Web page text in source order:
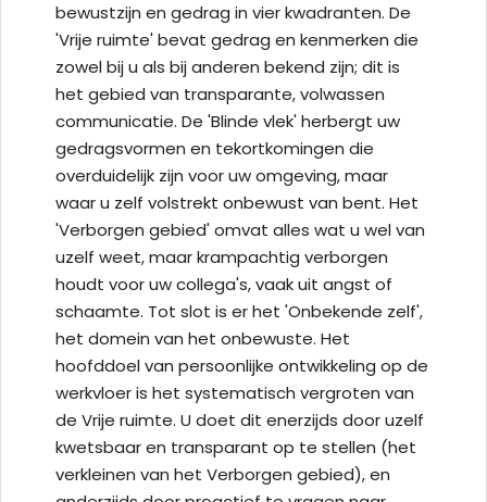
bewustzijn en gedrag in vier kwadranten. De
'Vrije ruimte' bevat gedrag en kenmerken die
zowel bij u als bij anderen bekend zijn; dit is
het gebied van transparante, volwassen
communicatie. De 'Blinde vlek' herbergt uw
gedragsvormen en tekortkomingen die
overduidelijk zijn voor uw omgeving, maar
waar u zelf volstrekt onbewust van bent. Het
'Verborgen gebied' omvat alles wat u wel van
uzelf weet, maar krampachtig verborgen
houdt voor uw collega's, vaak uit angst of
schaamte. Tot slot is er het 'Onbekende zelf',
het domein van het onbewuste. Het
hoofddoel van persoonlijke ontwikkeling op de
werkvloer is het systematisch vergroten van
de Vrije ruimte. U doet dit enerzijds door uzelf
kwetsbaar en transparant op te stellen (het
verkleinen van het Verborgen gebied), en